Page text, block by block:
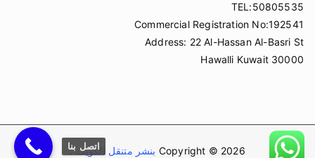
TEL:50805535
Commercial Registration No:192541
Address: 22 Al-Hassan Al-Basri St
Hawalli Kuwait 30000
Copyright © 2026 بنشر متنقل الكويت.
اتصل بنا